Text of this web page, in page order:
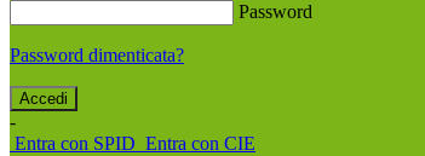
Password
Password dimenticata?
-
Entra con SPID Entra con CIE